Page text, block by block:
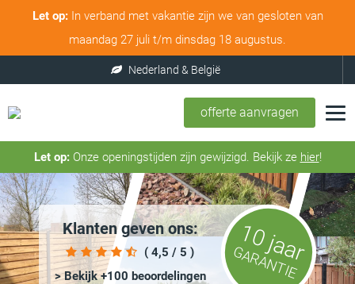
Let op:In verband met vakantie zijn we van gesloten van
maandag 27 juli t/m dinsdag 18 augustus.
offerte aanvragen
Let op:Onze openingstijden zijn gewijzigd. Bekijk ze hier!
Klanten geven ons:
( 4,5 / 5 )
> Bekijk +100 beoordelingen
10 jaar
GARANTIE